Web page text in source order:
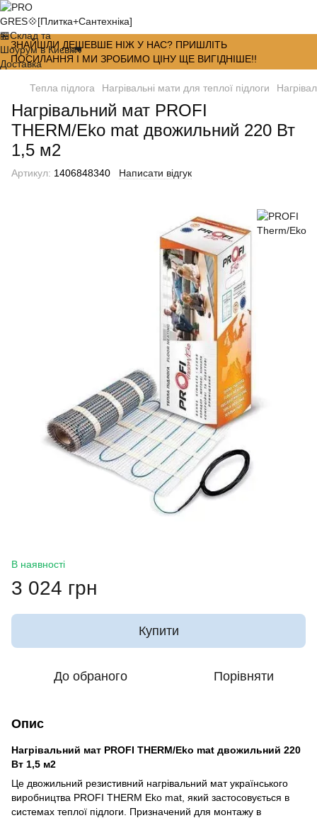
ЗНАЙШЛИ ДЕШЕВШЕ НІЖ У НАС? ПРИШЛІТЬ
ПОСИЛАННЯ І МИ ЗРОБИМО ЦІНУ ЩЕ ВИГІДНІШЕ!!
Тепла підлога Нагрівальні мати для теплої підлоги
Нагрівальний мат PROFI
THERM/Eko mat двожильний 220 Вт
1,5 м2
Артикул: 1406848340 Написати відгук
В наявності
3 024 грн
Купити
До обраного Порівняти
Опис
Нагрівальний мат PROFI THERM/Eko mat двожильний 220
Вт 1,5 м2
Це двожильний резистивний нагрівальний мат українського
виробництва PROFI THERM Eko mat, який застосовується в
системах теплої підлоги. Призначений для монтажу в